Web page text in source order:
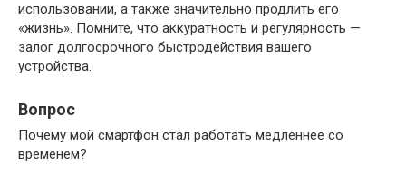
использовании, а также значительно продлить его
«жизнь». Помните, что аккуратность и регулярность —
залог долгосрочного быстродействия вашего
устройства.
Вопрос
Почему мой смартфон стал работать медленнее со
временем?